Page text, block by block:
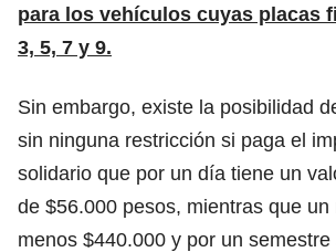
para los vehículos cuyas placas
3, 5, 7 y 9.
Sin embargo, existe la posibilidad
sin ninguna restricción si paga el
solidario que por un día tiene un
de $56.000 pesos, mientras que un
menos $440.000 y por un